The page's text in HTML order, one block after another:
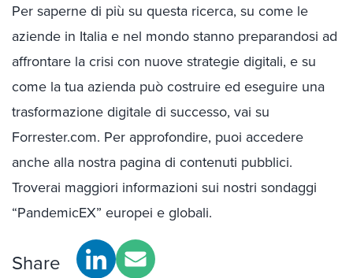
Per saperne di più su questa ricerca, su come le
aziende in Italia e nel mondo stanno preparandosi ad
affrontare la crisi con nuove strategie digitali, e su
come la tua azienda può costruire ed eseguire una
trasformazione digitale di successo, vai su
Forrester.com. Per approfondire, puoi accedere
anche alla nostra pagina di contenuti pubblici.
Troverai maggiori informazioni sui nostri sondaggi
“PandemicEX” europei e globali.
Share